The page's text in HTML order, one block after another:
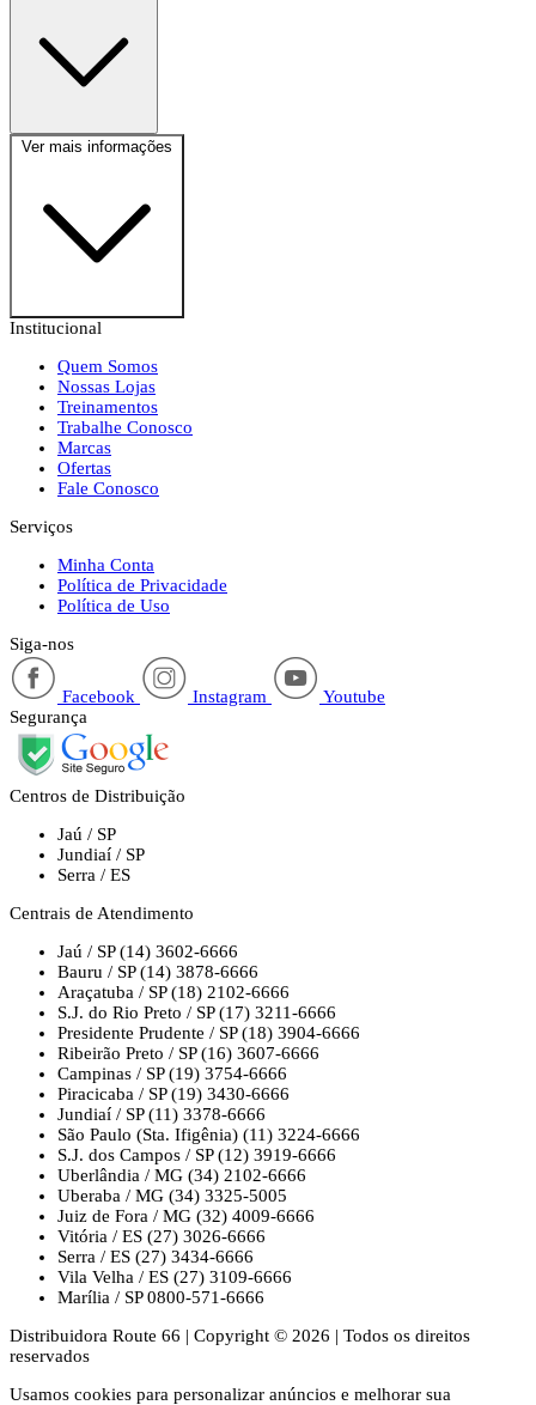
Ver mais informações
Institucional
Quem Somos
Nossas Lojas
Treinamentos
Trabalhe Conosco
Marcas
Ofertas
Fale Conosco
Serviços
Minha Conta
Política de Privacidade
Política de Uso
Siga-nos
Facebook Instagram
Youtube
Segurança
Centros de Distribuição
Jaú / SP
Jundiaí / SP
Serra / ES
Centrais de Atendimento
Jaú / SP (14) 3602-6666
Bauru / SP (14) 3878-6666
Araçatuba / SP (18) 2102-6666
S.J. do Rio Preto / SP (17) 3211-6666
Presidente Prudente / SP (18) 3904-6666
Ribeirão Preto / SP (16) 3607-6666
Campinas / SP (19) 3754-6666
Piracicaba / SP (19) 3430-6666
Jundiaí / SP (11) 3378-6666
São Paulo (Sta. Ifigênia) (11) 3224-6666
S.J. dos Campos / SP (12) 3919-6666
Uberlândia / MG (34) 2102-6666
Uberaba / MG (34) 3325-5005
Juiz de Fora / MG (32) 4009-6666
Vitória / ES (27) 3026-6666
Serra / ES (27) 3434-6666
Vila Velha / ES (27) 3109-6666
Marília / SP 0800-571-6666
Distribuidora Route 66 | Copyright © 2026 | Todos os direitos
reservados
Usamos cookies para personalizar anúncios e melhorar sua